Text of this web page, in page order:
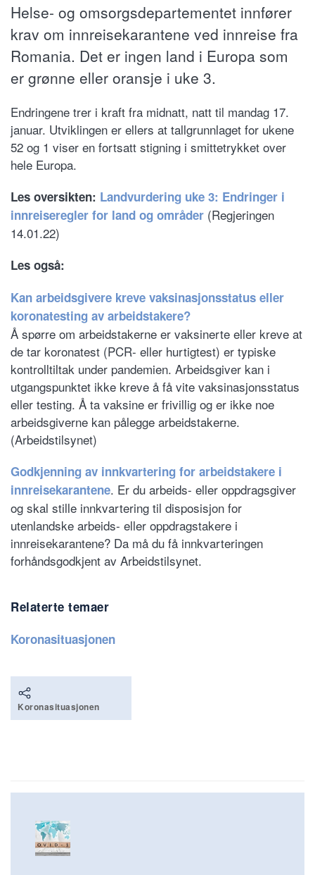
Helse- og omsorgsdepartementet innfører
krav om innreisekarantene ved innreise fra
Romania. Det er ingen land i Europa som
er grønne eller oransje i uke 3.
Endringene trer i kraft fra midnatt, natt til mandag 17.
januar. Utviklingen er ellers at tallgrunnlaget for ukene
52 og 1 viser en fortsatt stigning i smittetrykket over
hele Europa.
Les oversikten: Landvurdering uke 3: Endringer i
innreiseregler for land og områder (Regjeringen
14.01.22)
Les også:
Kan arbeidsgivere kreve vaksinasjonsstatus eller
koronatesting av arbeidstakere?
Å spørre om arbeidstakerne er vaksinerte eller kreve at
de tar koronatest (PCR- eller hurtigtest) er typiske
kontrolltiltak under pandemien. Arbeidsgiver kan i
utgangspunktet ikke kreve å få vite vaksinasjonsstatus
eller testing. Å ta vaksine er frivillig og er ikke noe
arbeidsgiverne kan pålegge arbeidstakerne.
(Arbeidstilsynet)
Godkjenning av innkvartering for arbeidstakere i
innreisekarantene. Er du arbeids- eller oppdragsgiver
og skal stille innkvartering til disposisjon for
utenlandske arbeids- eller oppdragstakere i
innreisekarantene? Da må du få innkvarteringen
forhåndsgodkjent av Arbeidstilsynet.
Relaterte temaer
Koronasituasjonen
Koronasituasjonen